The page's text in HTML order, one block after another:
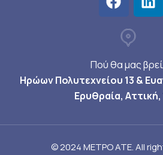
Πού θα μας
Ηρώων Πολυτεχνείου 13 &
Ερυθραία, Αττική,
© 2024 ΜΕΤΡΟ ΑΤΕ. All